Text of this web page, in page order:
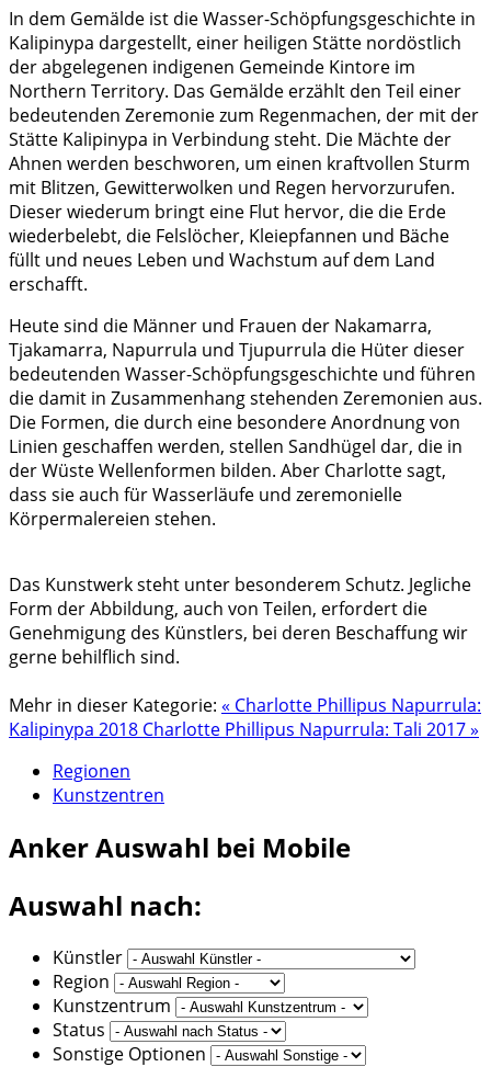
In dem Gemälde ist die Wasser-Schöpfungsgeschichte in
Kalipinypa dargestellt, einer heiligen Stätte nordöstlich
der abgelegenen indigenen Gemeinde Kintore im
Northern Territory. Das Gemälde erzählt den Teil einer
bedeutenden Zeremonie zum Regenmachen, der mit der
Stätte Kalipinypa in Verbindung steht. Die Mächte der
Ahnen werden beschworen, um einen kraftvollen Sturm
mit Blitzen, Gewitterwolken und Regen hervorzurufen.
Dieser wiederum bringt eine Flut hervor, die die Erde
wiederbelebt, die Felslöcher, Kleiepfannen und Bäche
füllt und neues Leben und Wachstum auf dem Land
erschafft.
Heute sind die Männer und Frauen der Nakamarra,
Tjakamarra, Napurrula und Tjupurrula die Hüter dieser
bedeutenden Wasser-Schöpfungsgeschichte und führen
die damit in Zusammenhang stehenden Zeremonien aus.
Die Formen, die durch eine besondere Anordnung von
Linien geschaffen werden, stellen Sandhügel dar, die in
der Wüste Wellenformen bilden. Aber Charlotte sagt,
dass sie auch für Wasserläufe und zeremonielle
Körpermalereien stehen.
Das Kunstwerk steht unter besonderem Schutz. Jegliche
Form der Abbildung, auch von Teilen, erfordert die
Genehmigung des Künstlers, bei deren Beschaffung wir
gerne behilflich sind.
Mehr in dieser Kategorie: « Charlotte Phillipus Napurrula:
Kalipinypa 2018 Charlotte Phillipus Napurrula: Tali 2017 »
Regionen
Kunstzentren
AnkerAuswahl bei Mobile
Auswahl nach:
Künstler
Region
Kunstzentrum
Status
Sonstige Optionen